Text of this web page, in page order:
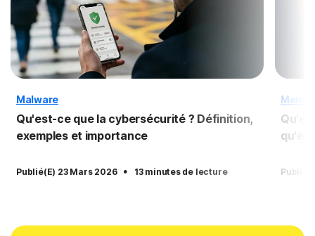
Malware
Qu'est-ce que la cybersécurité ? Définition,
exemples et importance
Publié(e) 23 Mars 2026 · 13 minutes de lecture